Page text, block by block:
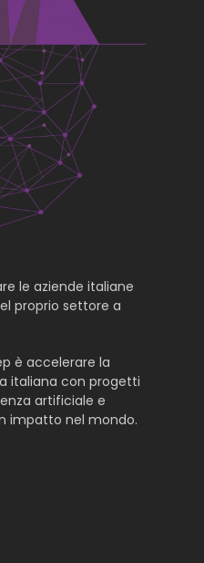
le aziende italiane
proprio settore a
è accelerare la
italiana con progetti
artificiale e
impatto nel mondo.